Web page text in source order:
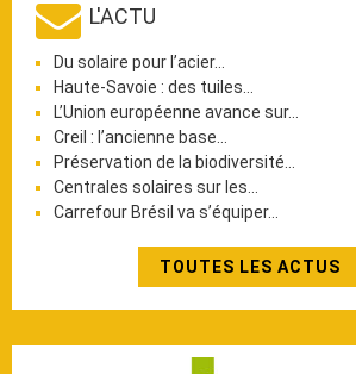
L'ACTU
Du solaire pour l’acier…
Haute-Savoie : des tuiles…
L’Union européenne avance sur…
Creil : l’ancienne base…
Préservation de la biodiversité…
Centrales solaires sur les…
Carrefour Brésil va s’équiper…
TOUTES LES ACTUS